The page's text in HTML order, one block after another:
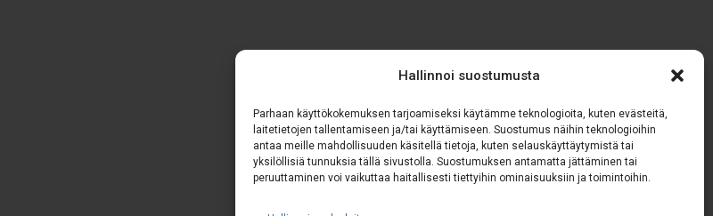
Hallinnoi suostumusta
Parhaan käyttökokemuksen tarjoamiseksi käytämme teknologioita, kuten evästeitä,
laitetietojen tallentamiseen ja/tai käyttämiseen. Suostumus näihin teknologioihin
antaa meille mahdollisuuden käsitellä tietoja, kuten selauskäyttäytymistä tai
yksilöllisiä tunnuksia tällä sivustolla. Suostumuksen antamatta jättäminen tai
peruuttaminen voi vaikuttaa haitallisesti tiettyihin ominaisuuksiin ja toimintoihin.